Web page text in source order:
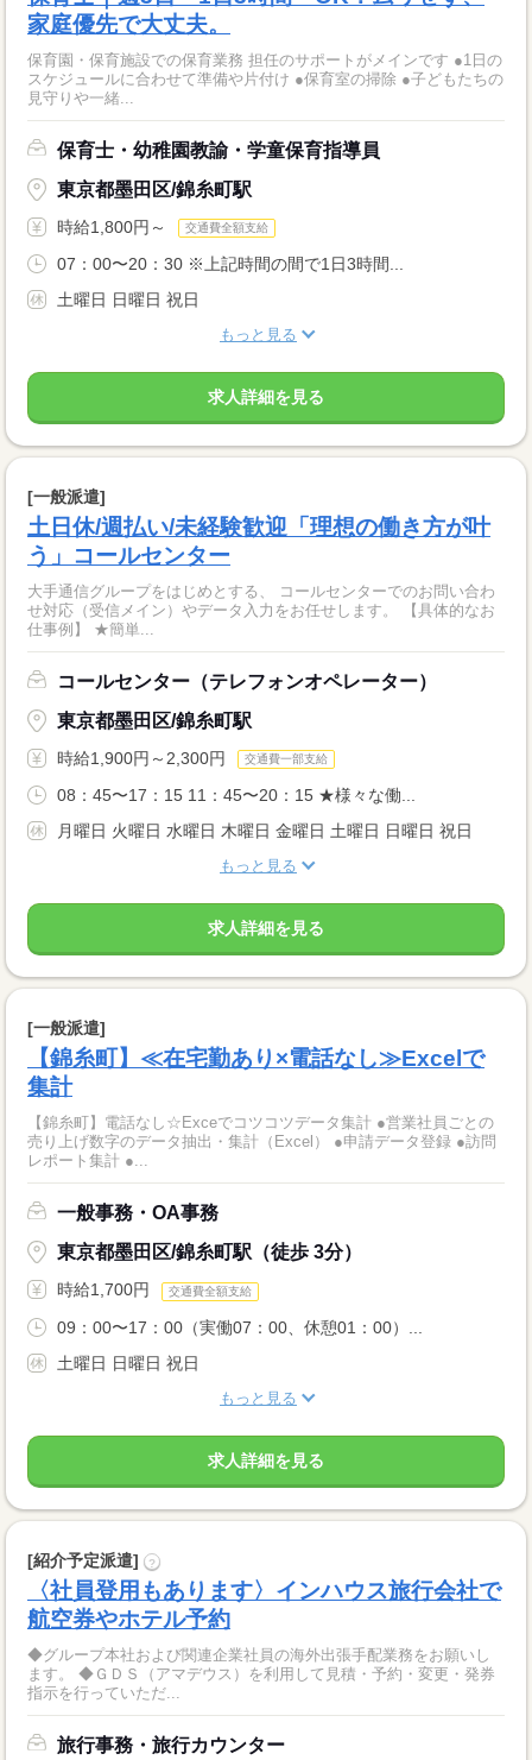
家庭優先で大丈夫。
保育園・保育施設での保育業務 担任のサポートがメインです ●1日の
スケジュールに合わせて準備や片付け ●保育室の掃除 ●子どもたちの
見守りや一緒...
保育士・幼稚園教諭・学童保育指導員
東京都墨田区/錦糸町駅
時給1,800円～ 交通費全額支給
07：00〜20：30 ※上記時間の間で1日3時間...
土曜日 日曜日 祝日
もっと見る
求人詳細を見る
[一般派遣]
土日休/週払い/未経験歓迎「理想の働き方が叶
う」コールセンター
大手通信グループをはじめとする、 コールセンターでのお問い合わ
せ対応（受信メイン）やデータ入力をお任せします。 【具体的なお
仕事例】 ★簡単...
コールセンター（テレフォンオペレーター）
東京都墨田区/錦糸町駅
時給1,900円～2,300円 交通費一部支給
08：45〜17：15 11：45〜20：15 ★様々な働...
月曜日 火曜日 水曜日 木曜日 金曜日 土曜日 日曜日 祝日
もっと見る
求人詳細を見る
[一般派遣]
【錦糸町】≪在宅勤あり×電話なし≫Excelで
集計
【錦糸町】電話なし☆Exceでコツコツデータ集計 ●営業社員ごとの
売り上げ数字のデータ抽出・集計（Excel） ●申請データ登録 ●訪問
レポート集計 ●...
一般事務・OA事務
東京都墨田区/錦糸町駅（徒歩 3分）
時給1,700円 交通費全額支給
09：00〜17：00（実働07：00、休憩01：00）...
土曜日 日曜日 祝日
もっと見る
求人詳細を見る
[紹介予定派遣] ?
〈社員登用もあります〉インハウス旅行会社で
航空券やホテル予約
◆グループ本社および関連企業社員の海外出張手配業務をお願いし
ます。 ◆ＧＤＳ（アマデウス）を利用して見積・予約・変更・発券
指示を行っていただ...
旅行事務・旅行カウンター